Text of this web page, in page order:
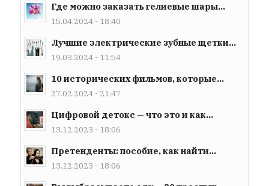
Где можно заказать гелиевые шары...
15.04.2024 - 18:40
Лучшие электрические зубные щетки...
19.03.2024 - 11:54
10 исторических фильмов, которые...
27.02.2024 - 21:47
Цифровой детокс — что это и как...
13.12.2023 - 18:06
Претенденты: пособие, как найти...
13.12.2023 - 18:06